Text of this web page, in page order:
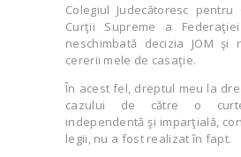
Colegiul Judecătoresc
Curţii Supreme a
neschimbată decizia JOM
cererii mele de casaţie.
În acest fel, dreptul meu la
cazului de către o curte
independentă şi imparţială,
legii, nu a fost realizat în fapt.